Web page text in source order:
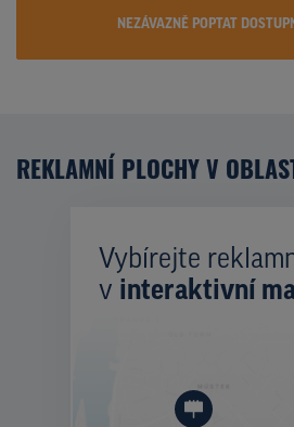
NEZÁVAZNĚ POPTAT
REKLAMNÍ PLOCHY V
Vybírejte
v interaktivní